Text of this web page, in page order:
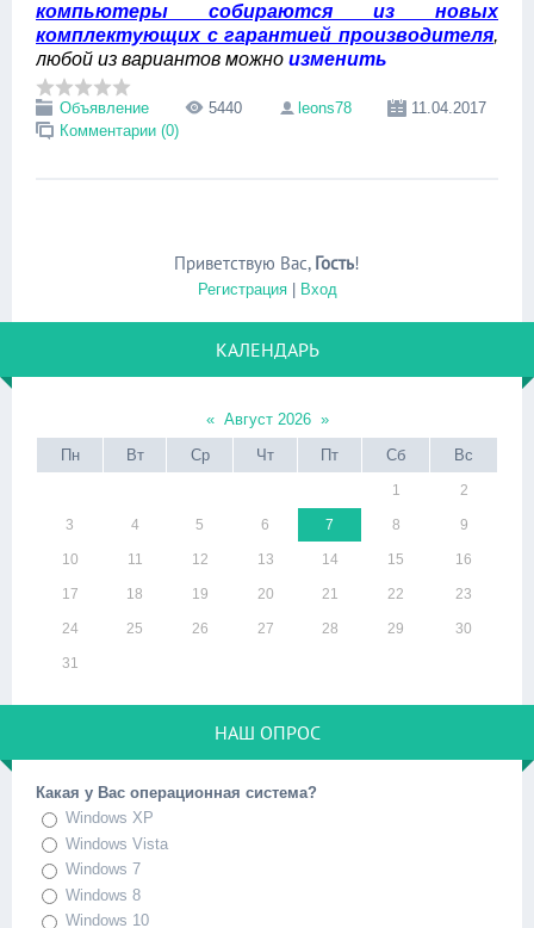
компьютеры собираются из новых
комплектующих с гарантией производителя,
любой из вариантов можно изменить
Объявление 5440 leons78
11.04.2017
Комментарии (0)
Приветствую Вас, Гость!
Регистрация| Вход
КАЛЕНДАРЬ
« Август 2026 »
Пн
Вт Ср Чт Пт Сб Вс
1 2
3 4 5 6 7 8 9
10 11 12 13 14 15 16
17 18 19 20 21 22 23
24 25 26 27 28 29 30
31
НАШ ОПРОС
Какая у Вас операционная система?
Windows XP
Windows Vista
Windows 7
Windows 8
Windows 10